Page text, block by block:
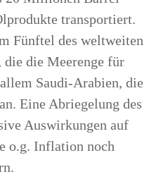
transportiert.
Fünftel des weltweiten
die die Meerenge für
Saudi-Arabien, die
Eine Abriegelung des
Auswirkungen auf
o.g. Inflation noch